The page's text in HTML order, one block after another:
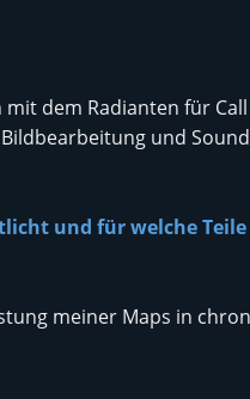
dem Radianten für
und
und für welche
meiner Maps in